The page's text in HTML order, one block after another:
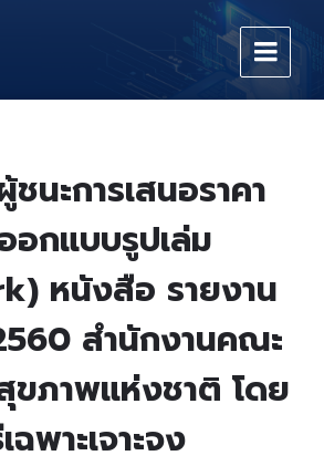
ชนะการเสนอราคา
อกแบบรูปเล่ม
หนังสือ รายงาน
สำนักงานคณะ
ขภาพแห่งชาติ โดย
ฉพาะเจาะจง